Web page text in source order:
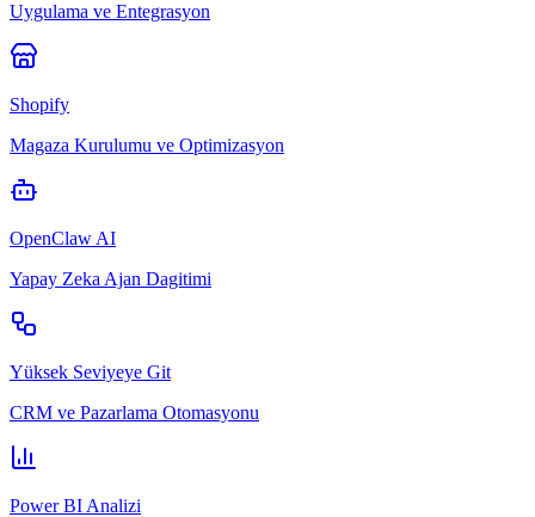
Uygulama ve Entegrasyon
Shopify
Magaza Kurulumu ve Optimizasyon
OpenClaw AI
Yapay Zeka Ajan Dagitimi
Yüksek Seviyeye Git
CRM ve Pazarlama Otomasyonu
Power BI Analizi